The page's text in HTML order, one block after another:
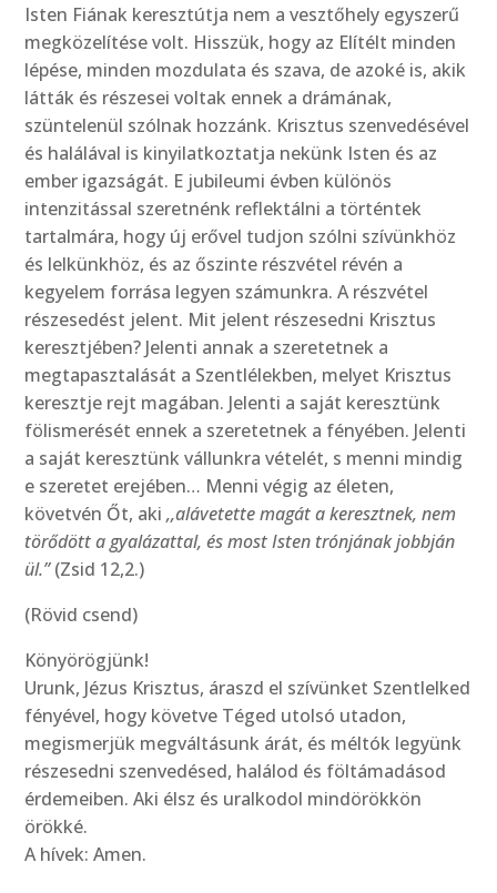
Isten Fiának keresztútja nem a vesztőhely egyszerű
megközelítése volt. Hisszük, hogy az Elítélt minden
lépése, minden mozdulata és szava, de azoké is, akik
látták és részesei voltak ennek a drámának,
szüntelenül szólnak hozzánk. Krisztus szenvedésével
és halálával is kinyilatkoztatja nekünk Isten és az
ember igazságát. E jubileumi évben különös
intenzitással szeretnénk reflektálni a történtek
tartalmára, hogy új erővel tudjon szólni szívünkhöz
és lelkünkhöz, és az őszinte részvétel révén a
kegyelem forrása legyen számunkra. A részvétel
részesedést jelent. Mit jelent részesedni Krisztus
keresztjében? Jelenti annak a szeretetnek a
megtapasztalását a Szentlélekben, melyet Krisztus
keresztje rejt magában. Jelenti a saját keresztünk
fölismerését ennek a szeretetnek a fényében. Jelenti
a saját keresztünk vállunkra vételét, s menni mindig
e szeretet erejében… Menni végig az életen,
követvén Őt, aki,,alávetette magát a keresztnek, nem
törődött a gyalázattal, és most Isten trónjának jobbján
ül.”(Zsid 12,2.)
(Rövid csend)
Könyörögjünk!
Urunk, Jézus Krisztus, áraszd el szívünket Szentlelked
fényével, hogy követve Téged utolsó utadon,
megismerjük megváltásunk árát, és méltók legyünk
részesedni szenvedésed, halálod és föltámadásod
érdemeiben. Aki élsz és uralkodol mindörökkön
örökké.
A hívek: Amen.